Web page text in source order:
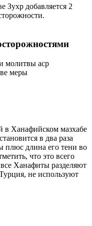
Зухр добавляется 2
молитвы аср
меры
в Ханафийском мазхабе
в два раза
плюс длина его тени во
что это всего
Ханафиты разделяют
не используют